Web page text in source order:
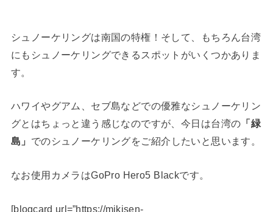
シュノーケリングは南国の特権！そして、もちろん台湾
にもシュノーケリングできるスポットがいくつかありま
す。
ハワイやグアム、セブ島などでの優雅なシュノーケリン
グとはちょっと違う感じなのですが、今日は台湾の 「緑
島」 でのシュノーケリングをご紹介したいと思います。
なお使用カメラはGoPro Hero5 Blackです。
[blogcard url=”https://mikisen-